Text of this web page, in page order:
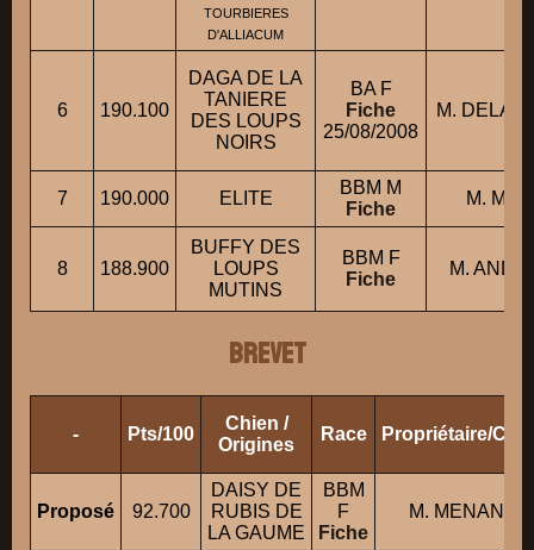
TOURBIERES
D'ALLIACUM
6 190.100
DAGA DE LA
TANIERE
DES LOUPS
NOIRS
BA F
Fiche
25/08/2008
M.
7 190.000 ELITE
BBM M
Fiche
M.
8 188.900
BUFFY DES
LOUPS
MUTINS
BBM F
Fiche
M.
BREVET
- Pts/100
Chien /
Origines
Race Propriétaire/
Proposé 92.700
DAISY DE
RUBIS DE
LA GAUME
BBM
F
Fiche
M. MENANT